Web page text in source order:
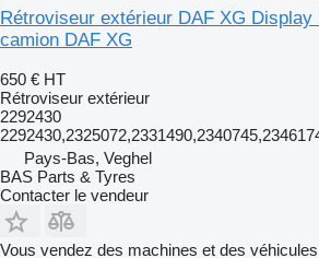
Rétroviseur extérieur DAF XG Display
camion DAF XG
650 € HT
Rétroviseur extérieur
2292430
Pays-Bas, Veghel
BAS Parts & Tyres
Contacter le vendeur
Vous vendez des machines et des